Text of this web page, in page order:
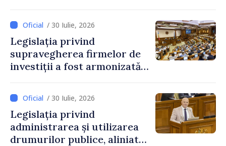
/ 30 Iulie, 2026
Legislația privind
supravegherea firmelor de
investiții a fost armonizată
/ 30 Iulie, 2026
Legislația privind
administrarea și utilizarea
drumurilor publice, aliniată